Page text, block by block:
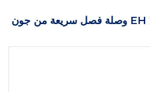
سلسلة EH 70 - RE577560 وصلة فصل سريعة من جون